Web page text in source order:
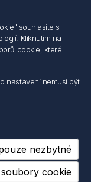
souhlasíte s
Kliknutím na
cookie, které
nastavení nemusí být
nezbytné
cookie